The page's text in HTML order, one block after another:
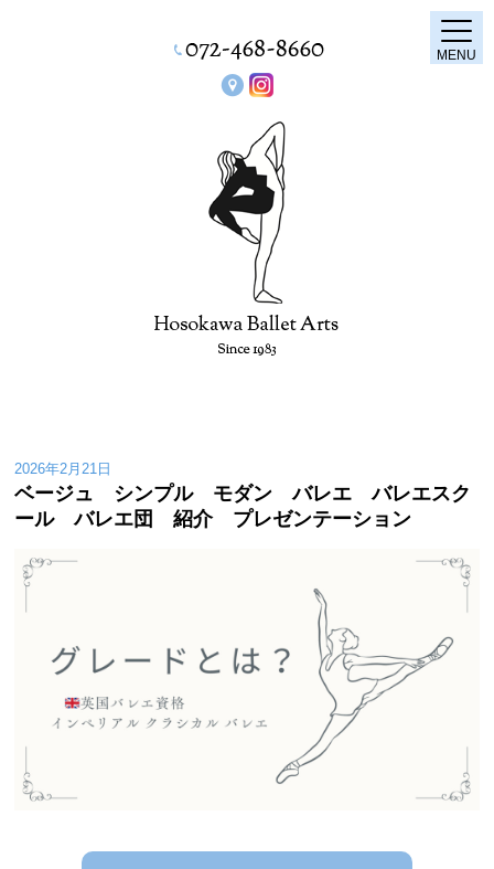
MENU
2026年2月21日
ベージュ シンプル モダン バレエ バレエスク
ール バレエ団 紹介 プレゼンテーション